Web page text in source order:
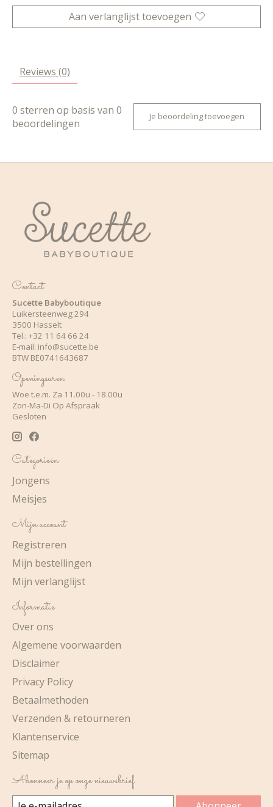
Aan verlanglijst toevoegen
Reviews (0)
0 sterren op basis van 0
beoordelingen
Je beoordeling toevoegen
Contact
Sucette Babyboutique
Luikersteenweg 294
3500 Hasselt
Tel.: +32 11 64 66 24
E-mail: info@sucette.be
BTW BE0741643687
Openingsuren
Woe t.e.m. Za 11.00u - 18.00u
Zon-Ma-Di Op Afspraak
Gesloten
Categorieën
Jongens
Meisjes
Mijn account
Registreren
Mijn bestellingen
Mijn verlanglijst
Informatie
Over ons
Algemene voorwaarden
Disclaimer
Privacy Policy
Betaalmethoden
Verzenden & retourneren
Klantenservice
Sitemap
Abonneer je op onze nieuwsbrief